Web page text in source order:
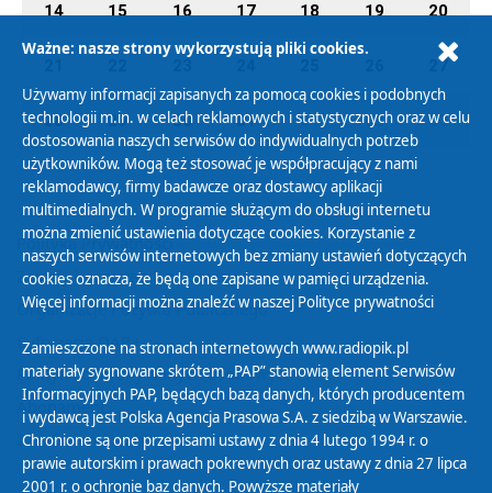
14 15 16 17 18 19 20
27
28 29 30 31 01 02 03
Polityka Prywatności
Zasady korzystania z Serwisu
Organizacje Pożytku Publicznego
Cyfryzacja DAB+
Polityka ochrony danych osobowych
Abonament
Zamówienia publiczne
Ważne: nasze strony wykorzystują pliki cookies.
Używamy informacji zapisanych za pomocą cookies i podobnych
technologii m.in. w celach reklamowych i statystycznych oraz w celu
dostosowania naszych serwisów do indywidualnych potrzeb
użytkowników. Mogą też stosować je współpracujący z nami
reklamodawcy, firmy badawcze oraz dostawcy aplikacji
multimedialnych. W programie służącym do obsługi internetu
można zmienić ustawienia dotyczące cookies. Korzystanie z
naszych serwisów internetowych bez zmiany ustawień dotyczących
cookies oznacza, że będą one zapisane w pamięci urządzenia.
Więcej informacji można znaleźć w naszej Polityce prywatności
Zamieszczone na stronach internetowych www.radiopik.pl
materiały sygnowane skrótem „PAP” stanowią element Serwisów
Informacyjnych PAP, będących bazą danych, których producentem
i wydawcą jest Polska Agencja Prasowa S.A. z siedzibą w Warszawie.
Chronione są one przepisami ustawy z dnia 4 lutego 1994 r. o
prawie autorskim i prawach pokrewnych oraz ustawy z dnia 27 lipca
2001 r. o ochronie baz danych. Powyższe materiały